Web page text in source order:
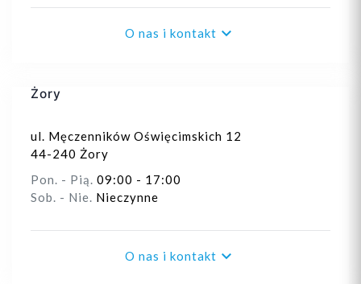
O nas i kontakt 
Żory
ul. Męczenników Oświęcimskich 12
44-240 Żory
Pon. - Pią. 09:00 - 17:00
Sob. - Nie. Nieczynne
O nas i kontakt 